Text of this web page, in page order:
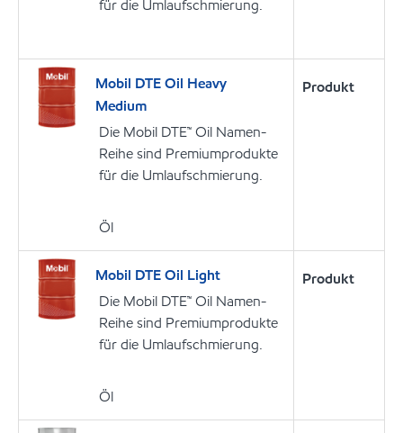
für die Umlaufschmierung.
Mobil DTE Oil Heavy
Medium
Die Mobil DTE™ Oil Namen-
Reihe sind Premiumprodukte
für die Umlaufschmierung.
Öl
Produkt
Mobil DTE Oil Light
Die Mobil DTE™ Oil Namen-
Reihe sind Premiumprodukte
für die Umlaufschmierung.
Öl
Produkt